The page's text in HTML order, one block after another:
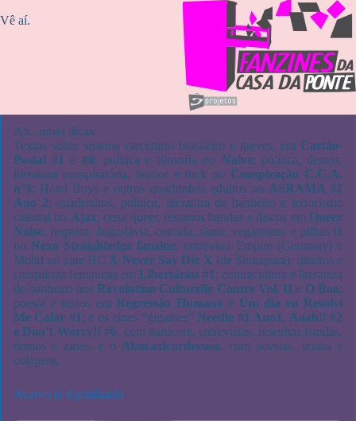
Vê aí.
Ah.. umas dicas:
Textos sobre sistema carcerário brasileiro e greves, em Cartão-
Postal #1
e #6; política e filosofia no Naive; política, demos,
literatura conspiratória, humor e rock no Conspiração C.C.A.
n°3; Hotel Boys e outros quadrinhos adultos no ASRAMA #2
Ano 2; quadrinhos, política, literatura de banheiro e terrorismo
cultural no Ajax; cena queer, resumos bandas e discos em Queer
Noise; respeito, Iuguslávia, comida, skate, veganismo e pilhas lá
no Nexo Straightedge fanzine; entrevista Empire (Germany) e
Mohd no zine HC X Never Say Die X (de Singapura); direitos e
conquistas femininas em Libertárias #1 ; contracultura e literatura
de banheiro nos Revolution Culturelle Contre Vol. II e Q Boa;
poesia e textos em Regressão Humana e Um dia eu Resolvi
Me Calar #1 ; e os zines “gigantes”Needle #1 Ano1 , Aaah!! #2
e Don’t Worry!! #6, com hardcore, entrevistas, resenhas bandas,
demos e zines, e o Abacaxicorderosa, com poesias, textos e
colagens.
Acervo já digitalizado